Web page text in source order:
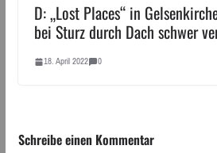
D: „Lost Places“ in
bei Sturz durch Dach schwer
18. April 2022 0
Schreibe einen Kommentar